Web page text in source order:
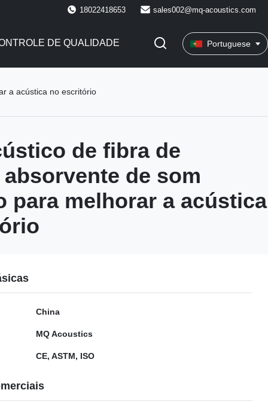
18022418653 sales002@mq-acoustics.com
DE QUALIDADE Portuguese
a acústica no escritório
de fibra de
de som
para melhorar a acústica
China
MQ Acoustics
CE, ASTM, ISO